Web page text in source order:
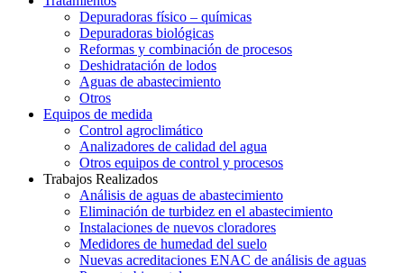
Depuradoras físico – químicas
Depuradoras biológicas
Reformas y combinación de procesos
Deshidratación de lodos
Aguas de abastecimiento
Otros
Equipos de medida
Control agroclimático
Analizadores de calidad del agua
Otros equipos de control y procesos
Trabajos Realizados
Análisis de aguas de abastecimiento
Eliminación de turbidez en el abastecimiento
Instalaciones de nuevos cloradores
Medidores de humedad del suelo
Nuevas acreditaciones ENAC de análisis de aguas